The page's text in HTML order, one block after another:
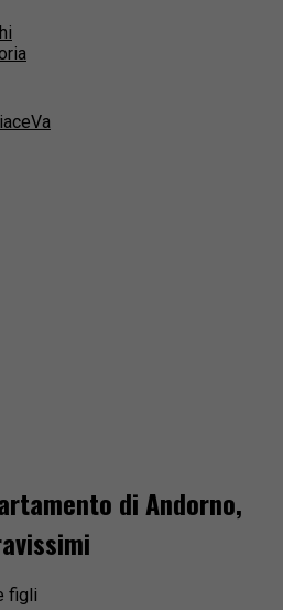
di Andorno,
figli